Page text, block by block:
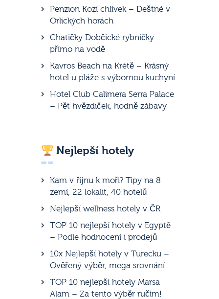
Penzion Kozí chlívek – Deštné v
Orlických horách
Chatičky Dobčické rybníčky
přímo na vodě
Kavros Beach na Krétě – Krásný
hotel u pláže s výbornou kuchyní
Hotel Club Calimera Serra Palace
– Pět hvězdiček, hodně zábavy
Nejlepší hotely
Kam v říjnu k moři? Tipy na 8
zemí, 22 lokalit, 40 hotelů
Nejlepší wellness hotely v ČR
TOP 10 nejlepší hotely v Egyptě
– Podle hodnocení i prodejů
10x Nejlepší hotely v Turecku –
Ověřený výběr, mega srovnání
TOP 10 nejlepší hotely Marsa
Alam – Za tento výběr ručím!